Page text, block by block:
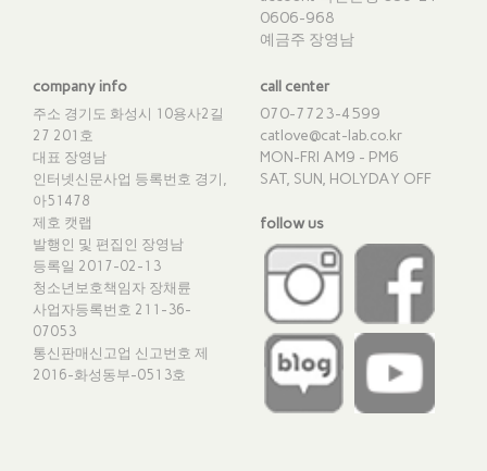
0606-968
예금주 장영남
company info
주소 경기도 화성시 10용사2길
27 201호
대표 장영남
인터넷신문사업 등록번호 경기,
아51478
제호 캣랩
발행인 및 편집인 장영남
등록일 2017-02-13
청소년보호책임자 장채륜
사업자등록번호 211-36-
07053
통신판매신고업 신고번호 제
2016-화성동부-0513호
call center
070-7723-4599
catlove@cat-lab.co.kr
MON-FRI AM9 - PM6
SAT, SUN, HOLYDAY OFF
follow us